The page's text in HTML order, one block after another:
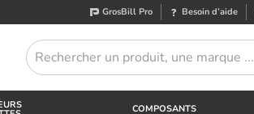
GrosBill Pro Besoin d’aide
COMPOSANTS